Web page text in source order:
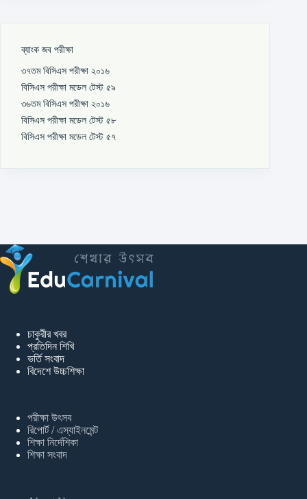
ব্যাংক জব পরীক্ষা
৩৭তম বিসিএস পরীক্ষা ২০১৬
বিসিএস পরীক্ষা মডেল টেস্ট ৫৯
৩৬তম বিসিএস পরীক্ষা ২০১৬
বিসিএস পরীক্ষা মডেল টেস্ট ৫৮
বিসিএস পরীক্ষা মডেল টেস্ট ৫৭
চাকুরীর খবর
প্রতিদিন শিখি
ভর্তি সংবাদ
বিদেশে উচ্চশিক্ষা
পরীক্ষা উৎসব
রিপোর্ট / এস্যাইনমেন্ট
শিক্ষা নির্দেশিকা
শিক্ষা সংবাদ